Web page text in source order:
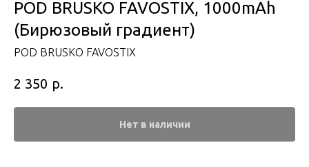
POD BRUSKO FAVOSTIX, 1000mAh
(Бирюзовый градиент)
POD BRUSKO FAVOSTIX
2 350 р.
Нет в наличии